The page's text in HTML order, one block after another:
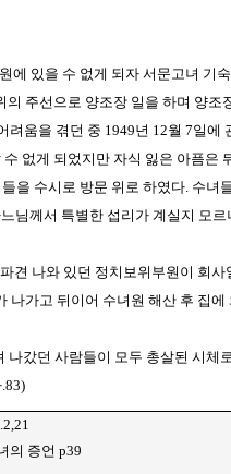
에 있을 수 없게 되자 서문고녀 기
주선으로 양조장 일을 하며 양조
움을 겪던 중 1949년 12월 7일에
없게 되었지만 자식 잃은 아픔은
을 수시로 방문 위로 하였다. 수녀
님께서 특별한 섭리가 계실지 모
견 나와 있던 정치보위부원이 회
나가고 뒤이어 수녀원 해산 후 집
갔던 사람들이 모두 총살된 시체
의 증언 p39